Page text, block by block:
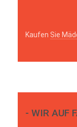
Kaufen Sie
- WIR AUF